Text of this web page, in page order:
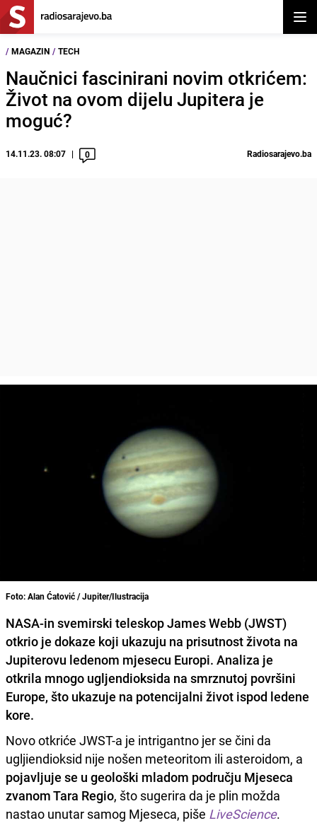
/ MAGAZIN / TECH
Naučnici fascinirani novim otkrićem:
Život na ovom dijelu Jupitera je
moguć?
14.11.23. 08:07 0 Radiosarajevo.ba
Foto: Alan Ćatović / Jupiter/Ilustracija
NASA-in svemirski teleskop James Webb (JWST)
otkrio je dokaze koji ukazuju na prisutnost života na
Jupiterovu ledenom mjesecu Europi. Analiza je
otkrila mnogo ugljendioksida na smrznutoj površini
Europe, što ukazuje na potencijalni život ispod ledene
kore.
Novo otkriće JWST-a je intrigantno jer se čini da
ugljiendioksid nije nošen meteoritom ili asteroidom, a
pojavljuje se u geološki mladom području Mjeseca
zvanom Tara Regio, što sugerira da je plin možda
nastao unutar samog Mjeseca, piše LiveScience.